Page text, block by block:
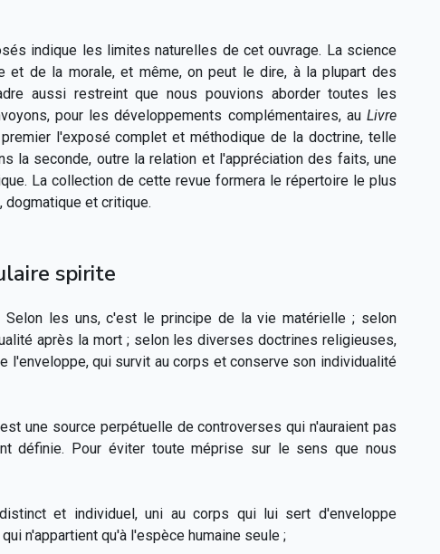
s indique les limites naturelles de cet ouvrage. La science
de la morale, et même, on peut le dire, à la plupart des
aussi restreint que nous pouvions aborder toutes les
pour les développements complémentaires, au Livre
l'exposé complet et méthodique de la doctrine, telle
la seconde, outre la relation et l'appréciation des faits, une
La collection de cette revue formera le répertoire le plus
dogmatique et critique.
spirite
Selon les uns, c'est le principe de la vie matérielle ; selon
après la mort ; selon les diverses doctrines religieuses,
l'enveloppe, qui survit au corps et conserve son individualité
une source perpétuelle de controverses qui n'auraient pas
définie. Pour éviter toute méprise sur le sens que nous
et individuel, uni au corps qui lui sert d'enveloppe
n'appartient qu'à l'espèce humaine seule ;